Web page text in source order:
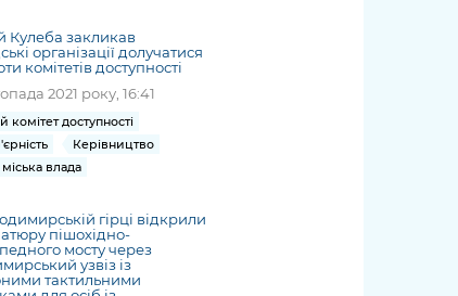
політика
міська військова
Портал послуг
Міський застосунок Київ
Цифровий
Важливе під час
воєнного стану
адміністрації
«Ініціатива
«Партнерство
«Відкритий Уряд» –
воєнного стану
чи
Публічні
дашборди
ський
запит /
Submitting
request
для медіа
Кулеба закликав
організації долучатися
комітетів доступності
2021 року, 16:41
комітет доступності
Керівництво
міська влада
гірці відкрили
пішохідно-
мосту через
узвіз із
тактильними